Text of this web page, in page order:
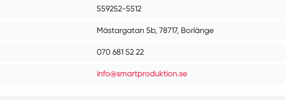
559252-5512
Mästargatan 5b, 78717, Borlänge
070 681 52 22
info@smartproduktion.se